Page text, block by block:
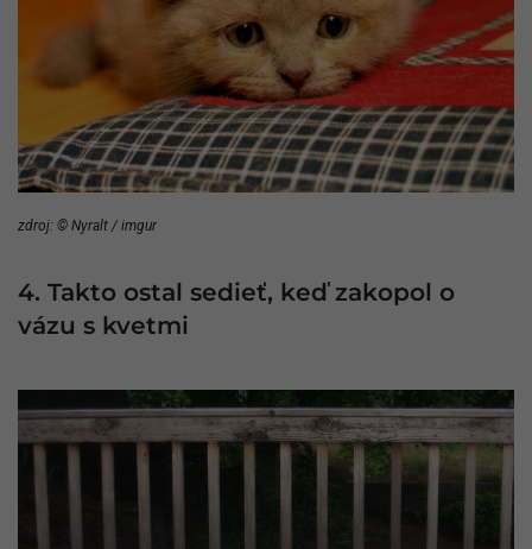
zdroj: © Nyralt / imgur
4. Takto ostal sedieť, keď zakopol o
vázu s kvetmi